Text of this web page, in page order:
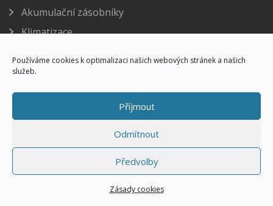
Používáme cookies k optimalizaci našich webových stránek a našich
služeb.
Příjmout
Odmítnout
Předvolby
Zásady cookies
Akumulační zásobníky
Klimatizace
Servis
+420 602 346 289
info@reacon.cz